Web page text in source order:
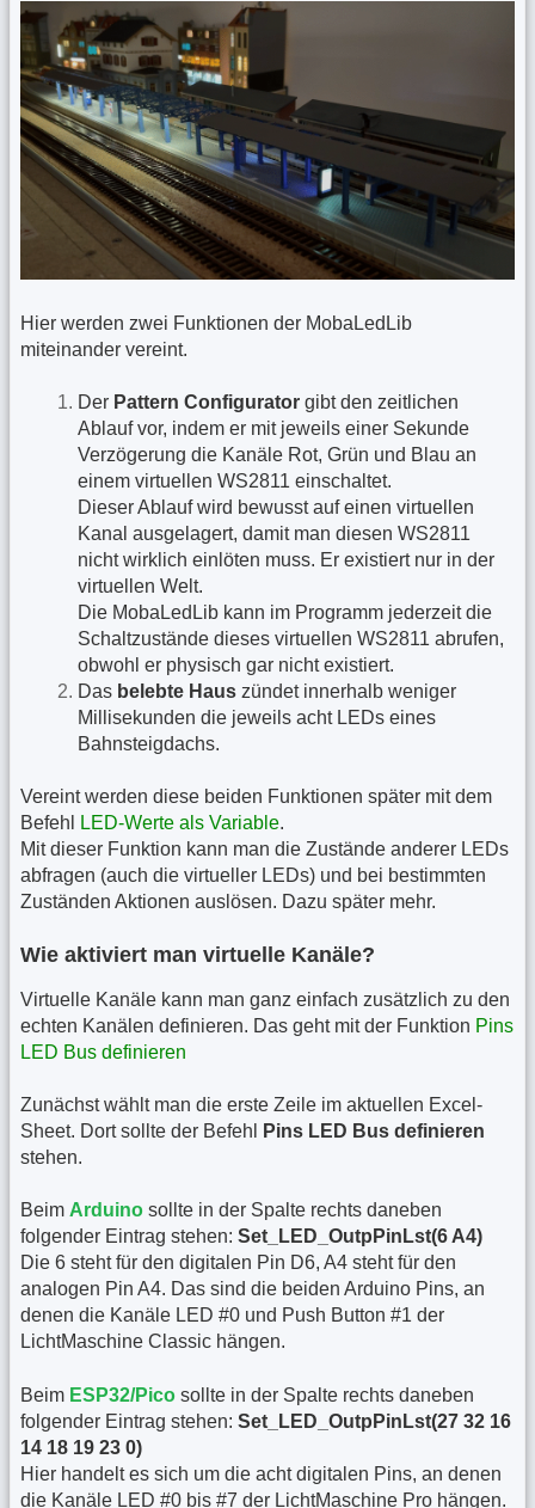
Hier werden zwei Funktionen der MobaLedLib
miteinander vereint.
Der Pattern Configurator gibt den zeitlichen
Ablauf vor, indem er mit jeweils einer Sekunde
Verzögerung die Kanäle Rot, Grün und Blau an
einem virtuellen WS2811 einschaltet.
Dieser Ablauf wird bewusst auf einen virtuellen
Kanal ausgelagert, damit man diesen WS2811
nicht wirklich einlöten muss. Er existiert nur in der
virtuellen Welt.
Die MobaLedLib kann im Programm jederzeit die
Schaltzustände dieses virtuellen WS2811 abrufen,
obwohl er physisch gar nicht existiert.
Das belebte Haus zündet innerhalb weniger
Millisekunden die jeweils acht LEDs eines
Bahnsteigdachs.
Vereint werden diese beiden Funktionen später mit dem
Befehl
LED-Werte als Variable.
Mit dieser Funktion kann man die Zustände anderer LEDs
abfragen (auch die virtueller LEDs) und bei bestimmten
Zuständen Aktionen auslösen. Dazu später mehr.
Wie aktiviert man virtuelle Kanäle?
Virtuelle Kanäle kann man ganz einfach zusätzlich zu den
echten Kanälen definieren. Das geht mit der Funktion Pins
LED Bus definieren
Zunächst wählt man die erste Zeile im aktuellen Excel-
Sheet. Dort sollte der Befehl
Pins LED Bus definieren
stehen.
Beim Arduino sollte in der Spalte rechts daneben
folgender Eintrag stehen: Set_LED_OutpPinLst(6 A4)
Die 6 steht für den digitalen Pin D6, A4 steht für den
analogen Pin A4. Das sind die beiden Arduino Pins, an
denen die Kanäle LED #0 und Push Button #1 der
LichtMaschine Classic hängen.
Beim ESP32/Pico sollte in der Spalte rechts daneben
folgender Eintrag stehen: Set_LED_OutpPinLst(27 32 16
14 18 19 23 0)
Hier handelt es sich um die acht digitalen Pins, an denen
die Kanäle LED #0 bis #7 der LichtMaschine Pro hängen.